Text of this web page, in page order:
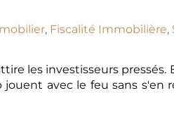
, Fiscalité Immobilière,
les investisseurs
jouent avec le feu sans s'en